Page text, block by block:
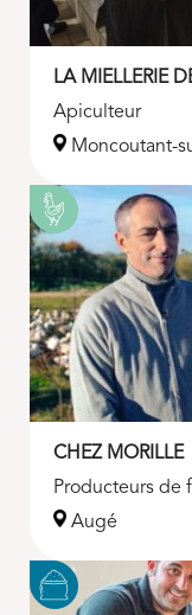
LA MIELLERIE
Apiculteur
Moncoutant-
CHEZ MORILLE
Producteurs de
Augé